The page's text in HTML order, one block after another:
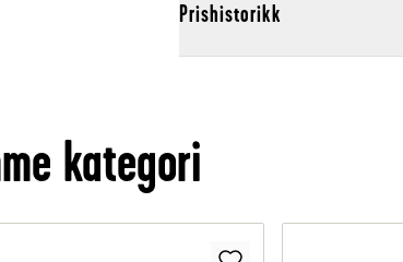
Prishistorikk
kategori